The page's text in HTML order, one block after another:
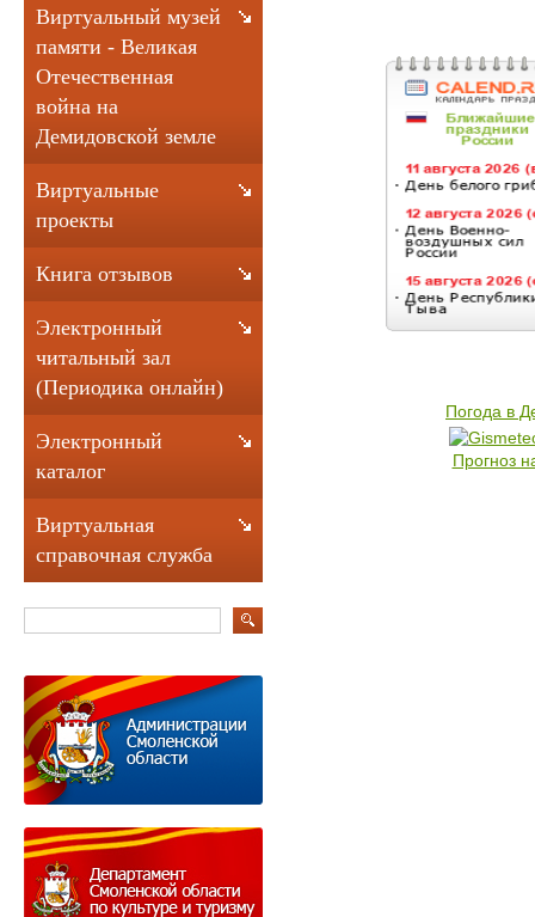
Погода в
Прогноз
Виртуальный музей
памяти - Великая
Отечественная
война на
Демидовской земле
Виртуальные
проекты
Книга отзывов
Электронный
читальный зал
(Периодика онлайн)
Электронный
каталог
Виртуальная
справочная служба